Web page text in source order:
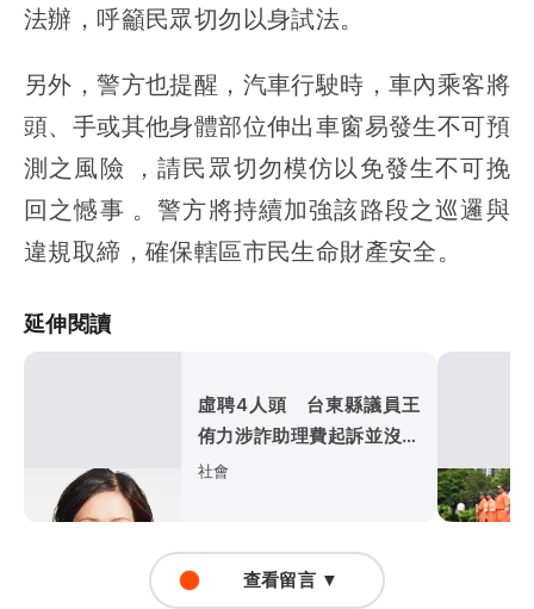
法辦，呼籲民眾切勿以身試法。
另外，警方也提醒，汽車行駛時，車內乘客將
頭、手或其他身體部位伸出車窗易發生不可預
測之風險 ，請民眾切勿模仿以免發生不可挽
回之憾事 。警方將持續加強該路段之巡邏與
違規取締，確保轄區市民生命財產安全。
延伸閱讀
虛聘4人頭 台東縣議員王
侑力涉詐助理費起訴並沒收
犯罪所得468萬餘元
社會
查看留言 ▼